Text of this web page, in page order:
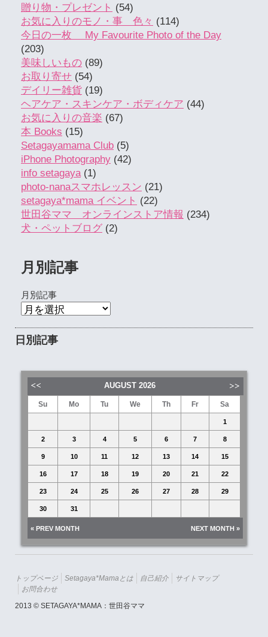
贈り物・プレゼント (54)
お気に入りのモノ・事 色々 (114)
今日の一枚 My Favourite Photo of the Day
(203)
美味しいもの (89)
お取り寄せ (54)
デイリー雑貨 (19)
ヘアケア・スキンケア・ボディケア (44)
お気に入りの音楽 (67)
本 Books (15)
Setagayamama Club (5)
iPhone Photography (42)
info setagaya (1)
photo-nanaスマホレッスン (21)
setagaya*mama イベント (22)
世田谷ママ オンラインストア情報 (234)
犬・ペットブログ (2)
月別記事
月別記事
日別記事
AUGUST 2026
Su Mo Tu We Th Fr Sa
1
2 3 4 5 6 7 8
9 10 11 12 13 14 15
16 17 18 19 20 21 22
23 24 25 26 27 28 29
30 31
« PREV MONTH NEXT MONTH »
トップページ Setagaya*mamaとは 自己紹介
サイトマップ
お問合わせ
2013 © SETAGAYA*MAMA：世田谷ママ